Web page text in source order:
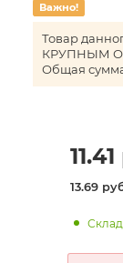
Важно!
Товар
КРУПНЫМ
Общая
11.41
13.69
Склад